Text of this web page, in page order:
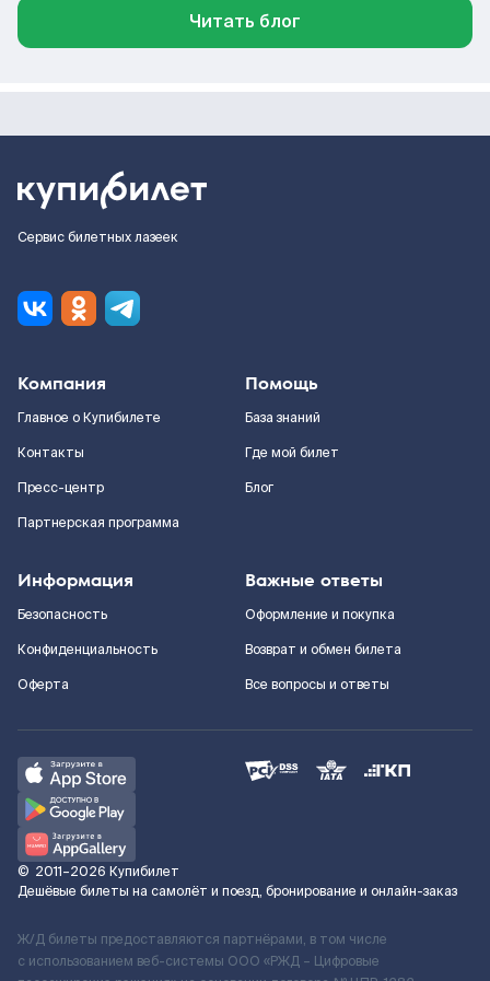
Читать блог
Сервис билетных лазеек
Компания
Главное о Купибилете
Контакты
Пресс-центр
Партнерская программа
Помощь
База знаний
Где мой билет
Блог
Информация
Безопасность
Конфиденциальность
Оферта
Важные ответы
Оформление и покупка
Возврат и обмен билета
Все вопросы и ответы
© 2011–2026 Купибилет
Дешёвые билеты на самолёт и поезд, бронирование и онлайн-заказ
Ж/Д билеты предоставляются партнёрами, в том числе
с использованием веб-системы ООО «РЖД – Цифровые